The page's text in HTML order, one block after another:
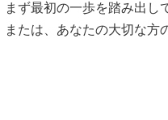
まず最初の一歩を踏み出し
または、あなたの大切な方